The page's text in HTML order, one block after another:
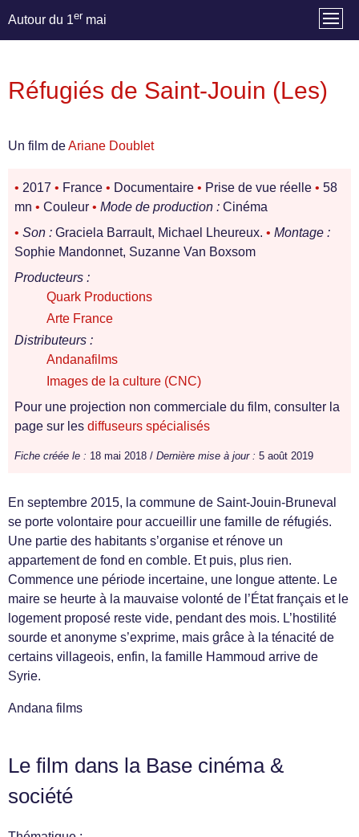
Autour du 1er mai
Réfugiés de Saint-Jouin (Les)
Un film deAriane Doublet
• 2017 • France • Documentaire • Prise de vue réelle • 58
mn • Couleur • Mode de production : Cinéma
• Son : Graciela Barrault, Michael Lheureux. • Montage :
Sophie Mandonnet, Suzanne Van Boxsom
Producteurs :
Quark Productions
Arte France
Distributeurs :
Andanafilms
Images de la culture (CNC)
Pour une projection non commerciale du film, consulter la
page sur les diffuseurs spécialisés
Fiche créée le : 18 mai 2018 / Dernière mise à jour : 5 août 2019
En septembre 2015, la commune de Saint-Jouin-Bruneval
se porte volontaire pour accueillir une famille de réfugiés.
Une partie des habitants s’organise et rénove un
appartement de fond en comble. Et puis, plus rien.
Commence une période incertaine, une longue attente. Le
maire se heurte à la mauvaise volonté de l’État français et le
logement proposé reste vide, pendant des mois. L’hostilité
sourde et anonyme s’exprime, mais grâce à la ténacité de
certains villageois, enfin, la famille Hammoud arrive de
Syrie.
Andana films
Le film dans la Base cinéma &
société